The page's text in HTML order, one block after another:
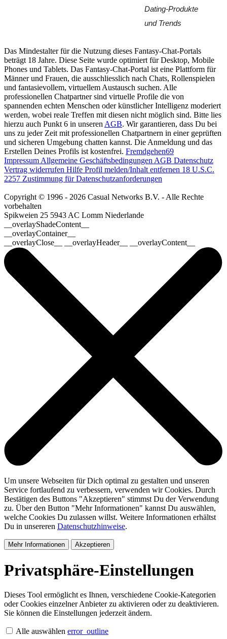
Dating-Produkte
und Trends
Das Mindestalter für die Nutzung dieses Fantasy-Chat-Portals
beträgt 18 Jahre. Diese Seite wurde optimiert für Desktop, Mobile
Phones und Tablets. Das Fantasy-Chat-Portal ist eine Plattform für
Männer und Frauen, die ausschliesslich nach Chats, Rollenspielen
und fantasievollem, virtuellem Austausch suchen. Alle
professionellen Chatpartner sind virtuelle Profile die von
spannenden echten Menschen oder künstlicher Intelligenz moderiert
werden, wobei reale Treffen mit diesen nicht möglich sind. Bitte lies
hierzu auch Punkt 6 in unseren AGB. Wir garantieren, dass Du bei
uns zu jeder Zeit mit professionellen Chatpartnern in einer geprüften
und sicheren Umgebung chatten kannst. Die Anmeldung und das
Erstellen Deines Profils ist kostenfrei. Fremdgehen69
Impressum Allgemeine Geschäftsbedingungen AGB Datenschutz
Vertrag widerrufen Hilfe Profil melden/Inhalt entfernen 18 U.S.C.
2257 Zustimmung für Datenschutzanforderungen
Copyright © 1996 - 2026 Casual Networks B.V. - Alle Rechte
vorbehalten
Spikweien 25 5943 AC Lomm Niederlande
__overlayShadeContent__
__overlayContainer__
__overlayClose__ __overlayHeader__ __overlayContent__
Um unsere Webseiten für Dich optimal zu gestalten und unseren
Service fortlaufend zu verbessern, verwenden wir Cookies. Durch
Bestätigen des Buttons "Akzeptieren" stimmst Du der Verwendung
zu. Über den Button "Mehr Informationen" kannst Du auswählen,
welche Cookies Du zulassen willst. Weitere Informationen erhältst
Du in unsereren Datenschutzhinweise.
Mehr Informationen Akzeptieren
Privatsphäre-Einstellungen
Dieses Tool ermöglicht es Ihnen, verschiedene Cookie-Kategorien
oder Cookies einzelner Anbieter zu aktivieren oder zu deaktivieren.
Sie können die Einstellungen jederzeit ändern.
Alle auswählen error_outline